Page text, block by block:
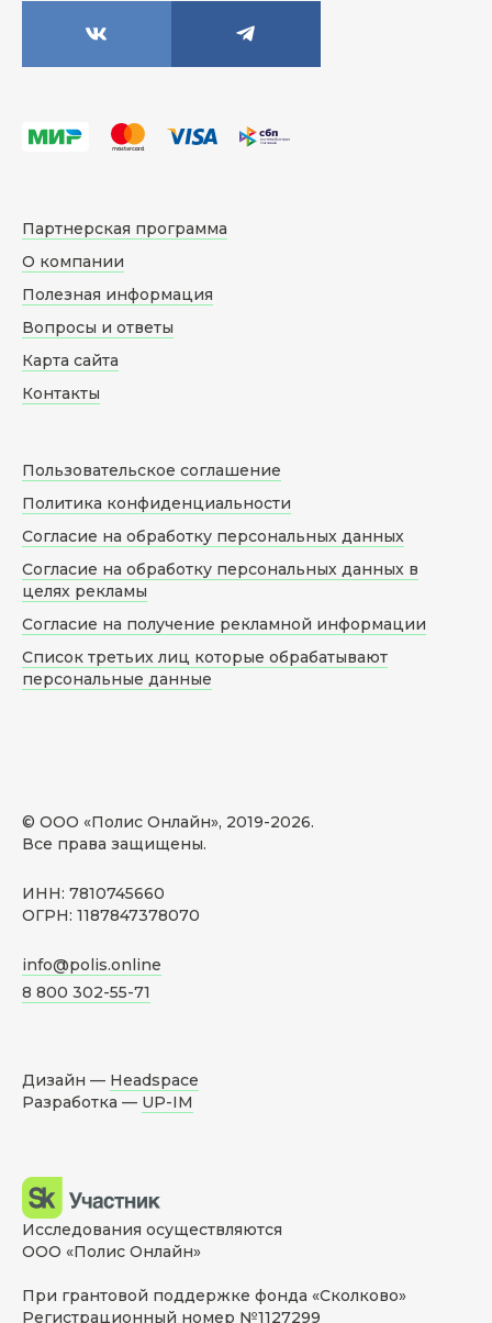
© ООО «Полис Онлайн», 2019-2026.
Все права защищены.
ИНН: 7810745660
ОГРН: 1187847378070
info@polis.online
8 800 302-55-71
Партнерская программа
О компании
Полезная информация
Вопросы и ответы
Карта сайта
Контакты
Пользовательское соглашение
Политика конфиденциальности
Согласие на обработку персональных данных
Согласие на обработку персональных данных в
целях рекламы
Согласие на получение рекламной информации
Список третьих лиц которые обрабатывают
персональные данные
Дизайн — Headspace
Разработка — UP-IM
Исследования осуществляются
ООО «Полис Онлайн»
При грантовой поддержке фонда «Сколково»
Регистрационный номер №1127299